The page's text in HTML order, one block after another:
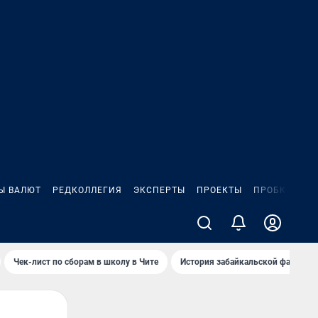
ВАЛЮТ РЕДКОЛЛЕГИЯ ЭКСПЕРТЫ ПРОЕКТЫ ПРОБКИ
Чек-лист по сборам в школу в Чите История забайкальской фамилии